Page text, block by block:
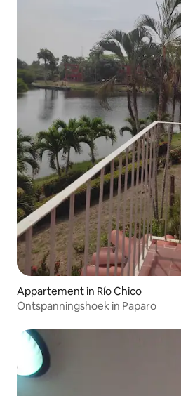
Appartement in Río Chico
Ontspanningshoek in Paparo